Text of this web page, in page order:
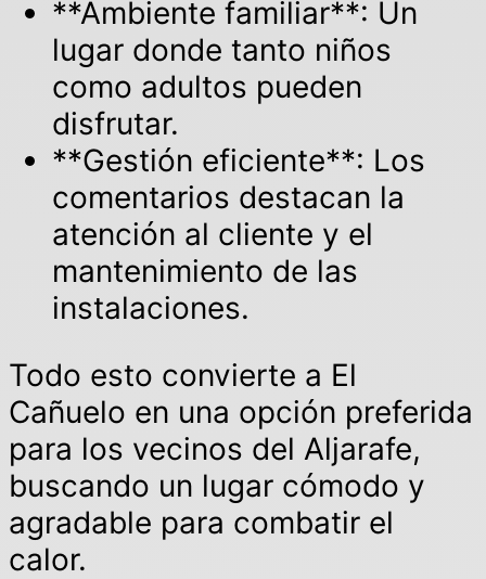
**Ambiente familiar**: Un
lugar donde tanto niños
como adultos pueden
disfrutar.
**Gestión eficiente**: Los
comentarios destacan la
atención al cliente y el
mantenimiento de las
instalaciones.
Todo esto convierte a El
Cañuelo en una opción preferida
para los vecinos del Aljarafe,
buscando un lugar cómodo y
agradable para combatir el
calor.